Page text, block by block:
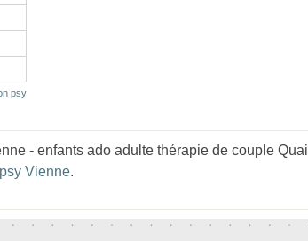
psy
- enfants ado adulte thérapie de couple Quai
psy Vienne.